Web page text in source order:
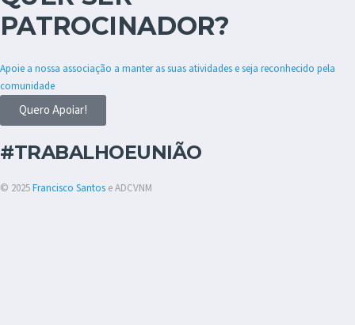
PATROCINADOR?
Apoie a nossa associação a manter as suas atividades e seja reconhecido pela
comunidade
Quero Apoiar!
#TRABALHOEUNIÃO
© 2025Francisco Santos e ADCVNM